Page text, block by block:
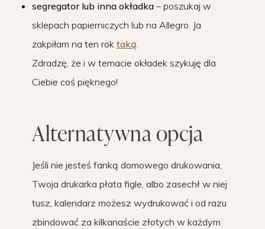
segregator lub inna okładka – poszukaj w
sklepach papierniczych lub na Allegro. Ja
zakpiłam na ten rok taką.
Zdradzę, że i w temacie okładek szykuję dla
Ciebie coś pięknego!
Alternatywna opcja
Jeśli nie jesteś fanką domowego drukowania,
Twoja drukarka płata figle, albo zasechł w niej
tusz, kalendarz możesz wydrukować i od razu
zbindować za kilkanaście złotych w każdym